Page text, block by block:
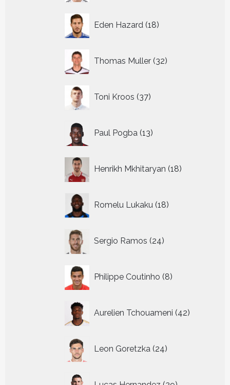
Eden Hazard 18
producten
Thomas Muller 32
producten
Toni Kroos 37
producten
Paul Pogba 13
producten
Henrikh Mkhitaryan 18
producten
Romelu Lukaku 18
producten
Sergio Ramos 24
producten
Philippe Coutinho 8
producten
Aurelien Tchouameni 42
producten
Leon Goretzka 24
producten